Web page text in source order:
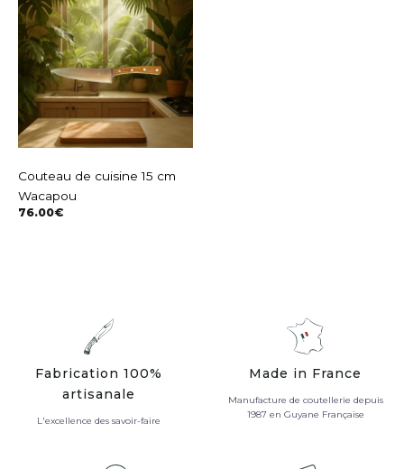
Couteau de cuisine 15 cm
Wacapou
76.00€
Fabrication 100%
artisanale
L'excellence des savoir-faire
Made in France
Manufacture de coutellerie depuis
1987 en Guyane Française